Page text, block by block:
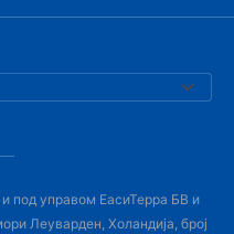
под управом ЕасиТерра БВ и
Леуварден, Холандија, број